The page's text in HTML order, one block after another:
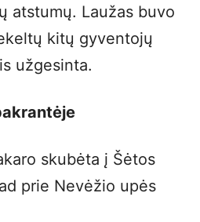
atstumų. Laužas buvo
kitų gyventojų
užgesinta.
skubėta į Šėtos
prie Nevėžio upės